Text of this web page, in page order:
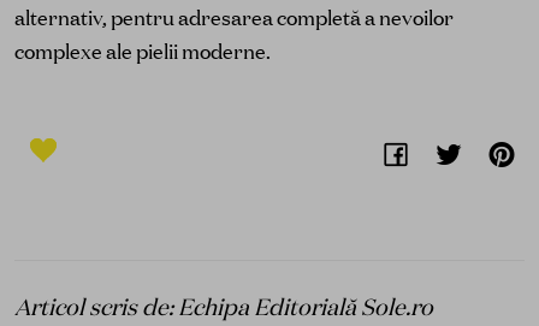
alternativ, pentru adresarea completă a nevoilor
complexe ale pielii moderne.
Articol scris de: Echipa Editorială Sole.ro